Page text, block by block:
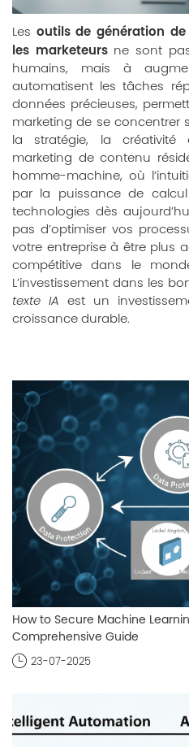
Les outils de génération
les marketeursne sont
humains, mais à
automatisent les tâches
données précieuses,
marketing de se concentrer
la stratégie, la créativité
marketing de contenu
homme-machine, où
par la puissance de
technologies dès
pas d’optimiser vos
votre entreprise à être plus
compétitive dans le
L’investissement dans les
texte IA est un
croissance durable.
How to Secure Machine
Comprehensive Guide
23-07-2025